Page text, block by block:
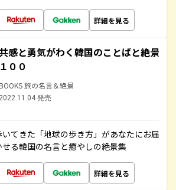
詳細を見る
感と勇気がわく韓国のことばと絶景
１００
旅の名言＆絶景
2022.11.04 発売
てきた「地球の歩き方」があなたにお届
る韓国の名言と癒やしの絶景集
詳細を見る